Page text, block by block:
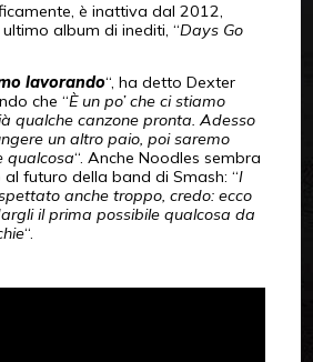
è inattiva dal 2012,
album di inediti, “Days Go
lavorando“, ha detto Dexter
che “È un po’ che ci stiamo
qualche canzone pronta. Adesso
un altro paio, poi saremo
qualcosa“. Anche Noodles sembra
futuro della band di Smash: “I
anche troppo, credo: ecco
il prima possibile qualcosa da
“.